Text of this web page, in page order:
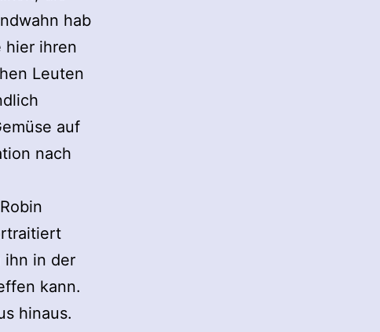
hab
hier ihren
Leuten
auf
nach
ihn in der
kann.
hinaus.